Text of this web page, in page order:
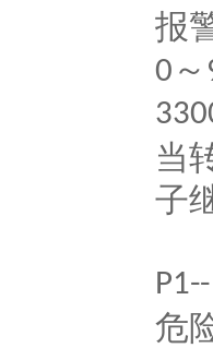
报
0 ～
当
子
P1--
危